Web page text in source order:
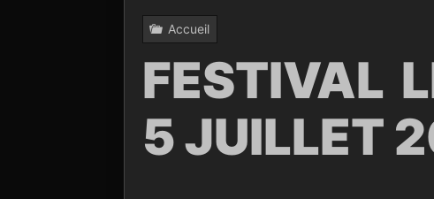
Accueil
FESTIVAL
5 JUILLET